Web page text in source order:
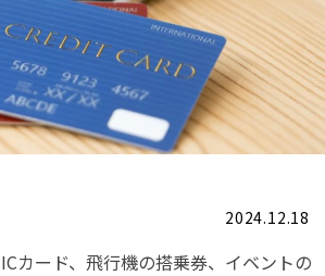
2024.12.18
カード、飛行機の搭乗券、イベントの